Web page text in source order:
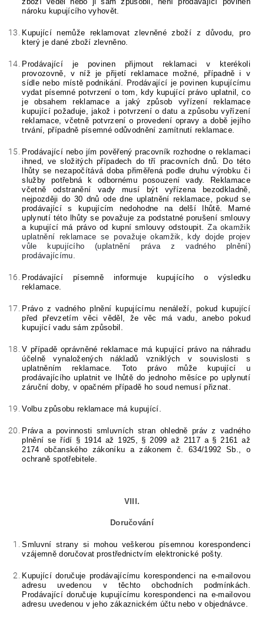
nároku kupujícího vyhovět.
Kupující nemůže reklamovat zlevněné zboží z důvodu, pro
který je dané zboží zlevněno.
Prodávající je povinen přijmout reklamaci v kterékoli
provozovně, v níž je přijetí reklamace možné, případně i v
sídle nebo místě podnikání. Prodávající je povinen kupujícímu
vydat písemné potvrzení o tom, kdy kupující právo uplatnil, co
je obsahem reklamace a jaký způsob vyřízení reklamace
kupující požaduje, jakož i potvrzení o datu a způsobu vyřízení
reklamace, včetně potvrzení o provedení opravy a době jejího
trvání, případně písemné odůvodnění zamítnutí reklamace.
Prodávající nebo jím pověřený pracovník rozhodne o reklamaci
ihned, ve složitých případech do tří pracovních dnů. Do této
lhůty se nezapočítává doba přiměřená podle druhu výrobku či
služby potřebná k odbornému posouzení vady. Reklamace
včetně odstranění vady musí být vyřízena bezodkladně,
nejpozději do 30 dnů ode dne uplatnění reklamace, pokud se
prodávající s kupujícím nedohodne na delší lhůtě. Marné
uplynutí této lhůty se považuje za podstatné porušení smlouvy
a kupující má právo od kupní smlouvy odstoupit.Za okamžik
uplatnění reklamace se považuje okamžik, kdy dojde projev
vůle kupujícího (uplatnění práva z vadného plnění)
prodávajícímu.
Prodávající písemně informuje kupujícího o výsledku
reklamace.
Právo z vadného plnění kupujícímu nenáleží, pokud kupující
před převzetím věci věděl, že věc má vadu, anebo pokud
kupující vadu sám způsobil.
V případě oprávněné reklamace má kupující právo na náhradu
účelně vynaložených nákladů vzniklých v souvislosti s
uplatněním reklamace. Toto právo může kupující u
prodávajícího uplatnit ve lhůtě do jednoho měsíce po uplynutí
záruční doby, v opačném případě ho soud nemusí přiznat.
Volbu způsobu reklamace má kupující.
Práva a povinnosti smluvních stran ohledně práv z vadného
plnění se řídí § 1914 až 1925, § 2099 až 2117 a § 2161 až
2174 občanského zákoníku a zákonem č. 634/1992 Sb., o
ochraně spotřebitele.
VIII.
Doručování
Smluvní strany si mohou veškerou písemnou korespondenci
vzájemně doručovat prostřednictvím elektronické pošty.
Kupující doručuje prodávajícímu korespondenci na e-mailovou
adresu uvedenou v těchto obchodních podmínkách.
Prodávající doručuje kupujícímu korespondenci na e-mailovou
adresu uvedenou v jeho zákaznickém účtu nebo v objednávce.